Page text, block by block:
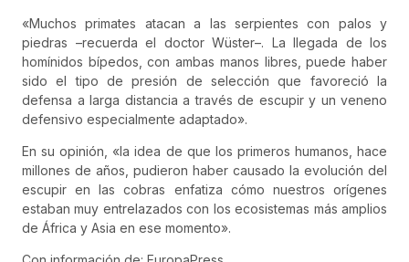
«Muchos primates atacan a las serpientes con palos y
piedras –recuerda el doctor Wüster–. La llegada de los
homínidos bípedos, con ambas manos libres, puede haber
sido el tipo de presión de selección que favoreció la
defensa a larga distancia a través de escupir y un veneno
defensivo especialmente adaptado».
En su opinión, «la idea de que los primeros humanos, hace
millones de años, pudieron haber causado la evolución del
escupir en las cobras enfatiza cómo nuestros orígenes
estaban muy entrelazados con los ecosistemas más amplios
de África y Asia en ese momento».